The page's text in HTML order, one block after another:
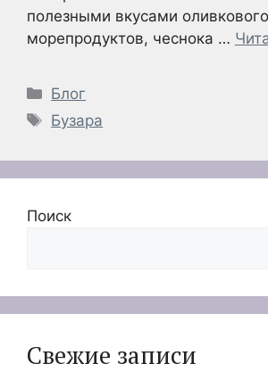
полезными вкусами
морепродуктов, чеснока …
Рубрики
Блог
Метки
Бузара
Поиск
Свежие записи